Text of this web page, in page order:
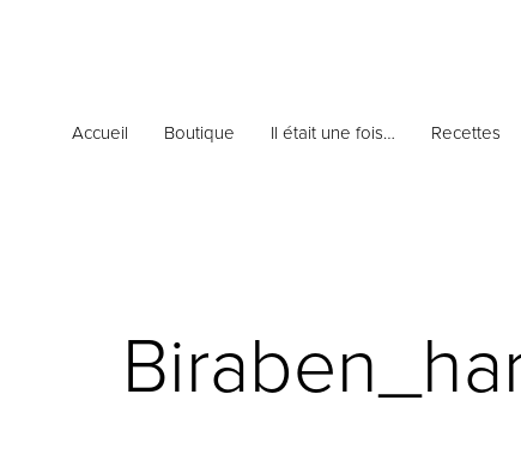
Accueil Boutique Il était une fois… Recettes